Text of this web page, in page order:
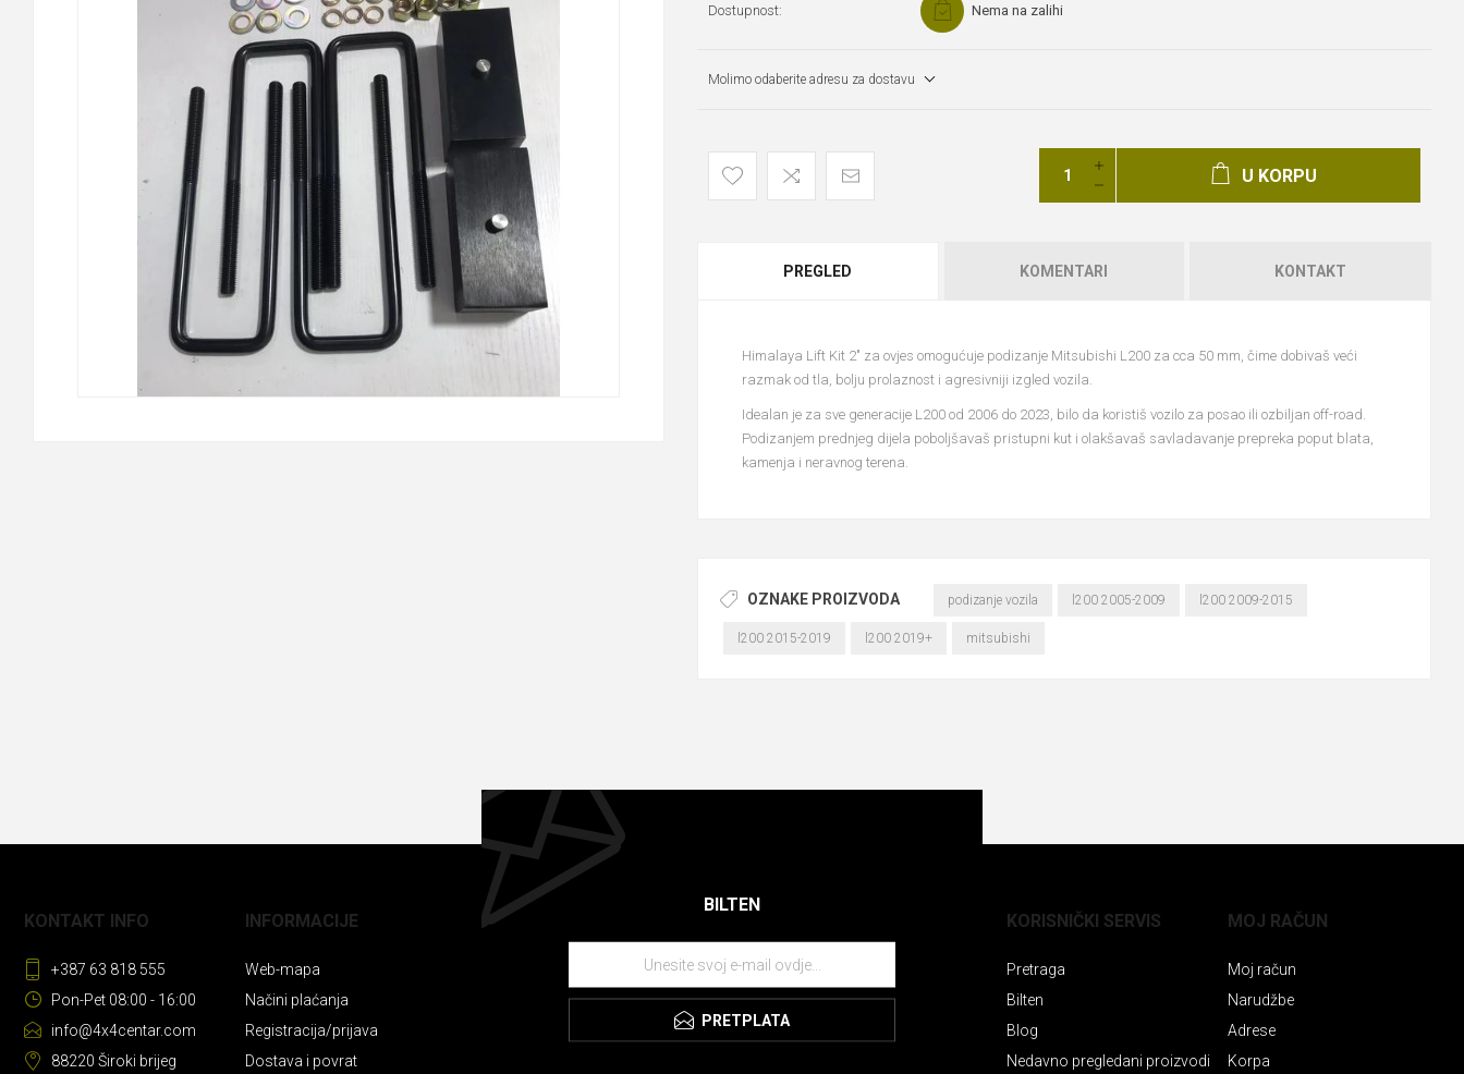
Dostupnost: Nema na zalihi
Molimo odaberite adresu za dostavu
U KORPU
PREGLED KOMENTARI KONTAKT
Himalaya Lift Kit 2" za ovjes omogućuje podizanje Mitsubishi L200 za cca 50 mm, čime dobivaš veći
razmak od tla, bolju prolaznost i agresivniji izgled vozila.
Idealan je za sve generacije L200 od 2006 do 2023, bilo da koristiš vozilo za posao ili ozbiljan off-road.
Podizanjem prednjeg dijela poboljšavaš pristupni kut i olakšavaš savladavanje prepreka poput blata,
kamenja i neravnog terena.
OZNAKE PROIZVODA podizanje vozila l200 2005-2009 l200 2009-2015
l200 2015-2019 l200 2019+ mitsubishi
BILTEN
PRETPLATA
KONTAKT INFO
+387 63 818 555
Pon-Pet 08:00 - 16:00
info@4x4centar.com
88220 Široki brijeg
INFORMACIJE
Web-mapa
Načini plaćanja
Registracija/prijava
Dostava i povrat
KORISNIČKI SERVIS
Pretraga
Bilten
Blog
Nedavno pregledani proizvodi
MOJ RAČUN
Moj račun
Narudžbe
Adrese
Korpa